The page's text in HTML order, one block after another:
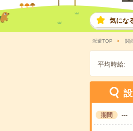
気にな
派遣TOP 関
平均時給:
期間 ---